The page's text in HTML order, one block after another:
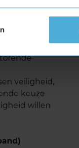
is
de
veiligheid,
keuze
willen